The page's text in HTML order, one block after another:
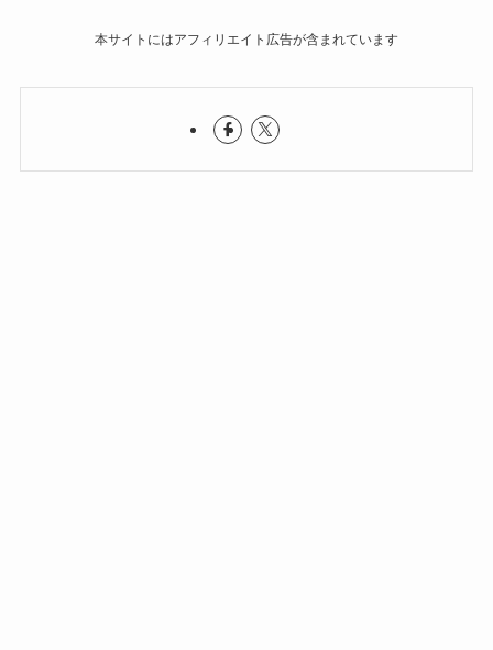
本サイトにはアフィリエイト広告が含まれています